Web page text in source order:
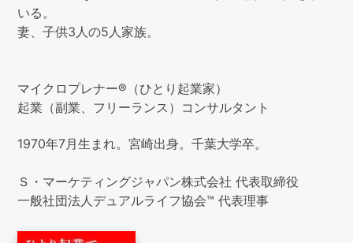
いる。
妻、子供3人の5人家族。
マイクロプレナー®（ひとり起業家）
起業（副業、フリーランス）コンサルタント
1970年7月生まれ。宮崎出身。千葉大学卒。
Ｓ・マーケティングジャパン株式会社 代表取締役
一般社団法人デュアルライフ協会™ 代表理事